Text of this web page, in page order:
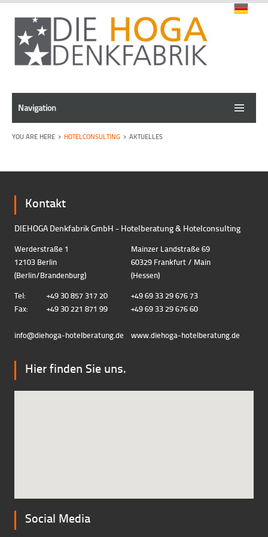
Navigation
HOTELCONSULTING AKTUELLES
Kontakt
DIEHOGA Denkfabrik GmbH - Hotelberatung & Hotelconsulting
Werderstraße 1
12103 Berlin
(Berlin/Brandenburg)
Mainzer Landstraße 69
60329 Frankfurt / Main
(Hessen)
Tel:
+49 30 857 317 20
+49 69 33 29 676 73
Fax:
+49 30 221 871 99 +49 69 33 29 676 60
info@diehoga-hotelberatung.de www.diehoga-hotelberatung.de
Hier finden Sie uns.
Social Media